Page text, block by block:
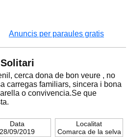
Anuncis per paraules gratis
Solitari
cerca dona de bon veure , no
carregas familiars, sincera i bona
o convivencia.Se que
Data
28/09/2019
Localitat
Comarca de la selva